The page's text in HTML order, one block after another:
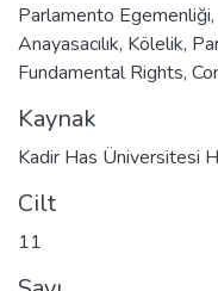
Parlamento Egemenliği,
Anayasacılık, Kölelik,
Fundamental Rights,
Kaynak
Kadir Has Üniversitesi
Cilt
11